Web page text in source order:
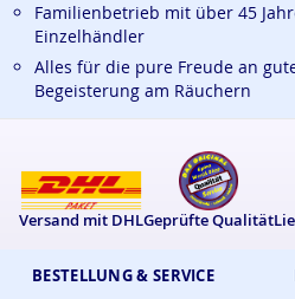
BESTELLUNG & SERVICE
Familienbetrieb mit über 45
Einzelhändler
Alles für die pure Freude an
Begeisterung am Räuchern
Versand mit DHLGeprüfte Qualität